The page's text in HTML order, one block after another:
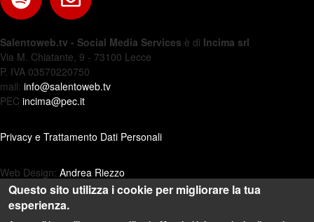
Salentoweb.tv - Social Media Services è di Incima srl
Via M. Chiatante, 9 - 73100 Lecce
P. IVA 03570220750
mail: info@salentoweb.tv
PEC incima@pec.it
Privacy e Trattamento Dati Personali
Web Design: Andrea Riezzo
Questo sito utilizza i cookie per migliorare la tua
esperienza.